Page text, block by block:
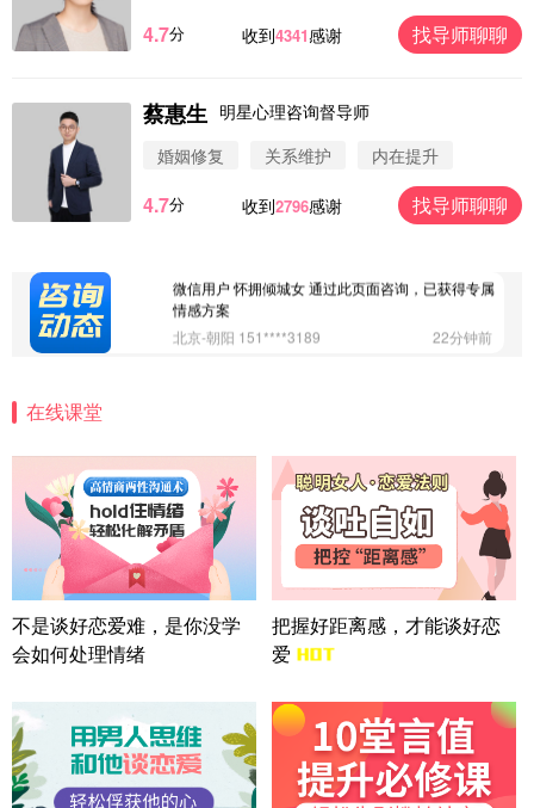
4.7分 收到4341感谢 找导师聊聊
蔡惠生 明星心理咨询督导师
婚姻修复
关系维护 内在提升
4.7分 收到2796感谢 找导师聊聊
32分钟前
微信用户 Vnno 通过此页面咨询，已获得专属情感方
微信用户 大太阳 通过此页面咨询，已获得专属情感
方案
微信用户 安康 通过此页面咨询，已获得专属情感方
微信用户 怀拥倾城女 通过此页面咨询，已获得专属
情感方案
北京-朝阳 151****3189
22分钟前
方案
广东-广州 188****5632
12分钟前
微信用户 司马锘 通过此页面咨询，已获得专属情感
方案
湖北-武汉 135****7410
41分钟前
微信用户 困困魚? 通过此页面咨询，已获得专属情感
方案
陕西-西安 139****6283
浙江-宁波 150****8921
28分钟前
微信用户 逆光下的微笑 通过此页面咨询，已获得专
属情感方案
在线课堂
不是谈好恋爱难，是你没学
会如何处理情绪
把握好距离感，才能谈好恋
爱